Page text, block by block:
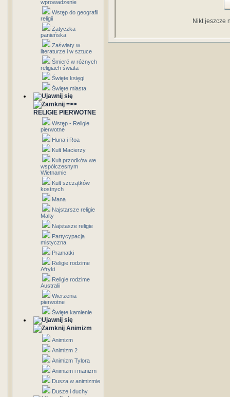
wprowadzenie
Wstęp do geografii
religii
Zatyczka
panieńska
Zaświaty w
literaturze i w sztuce
Śmierć w różnych
religiach świata
Święte księgi
Święte miasta
=>>
RELIGIE PIERWOTNE
Wstęp - Religie
pierwotne
Huna i Roa
Kult Macierzy
Kult przodków we
współczesnym
Wietnamie
Kult szczątków
kostnych
Mana
Najstarsze religie
Malty
Najstasze religie
Partycypacja
mistyczna
Pramatki
Religie rodzime
Afryki
Religie rodzime
Australii
Wierzenia
pierwotne
Święte kamienie
Animizm
Animizm
Animizm 2
Animizm Tylora
Animizm i manizm
Dusza w animizmie
Dusze i duchy
Nikt jeszcze